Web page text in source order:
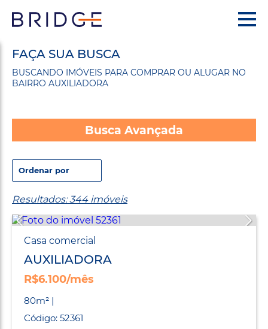
FAÇA SUA BUSCA
BUSCANDO IMÓVEIS PARA COMPRAR OU ALUGAR NO
BAIRRO AUXILIADORA
Busca Avançada
Resultados: 344 imóveis
Casa comercial
AUXILIADORA
R$6.100/mês
80m² |
Código: 52361